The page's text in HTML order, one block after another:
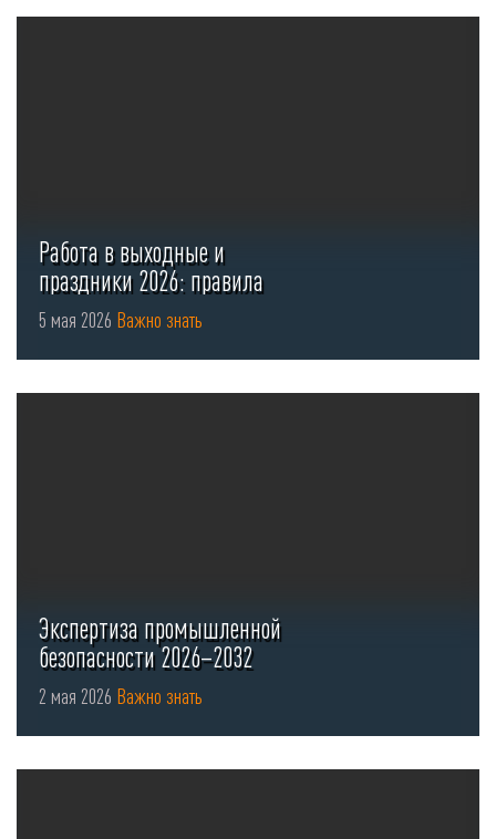
Работа в выходные и
праздники 2026: правила
оформления ...
5 мая 2026 Важно знать
Экспертиза промышленной
безопасности 2026–2032
2 мая 2026 Важно знать